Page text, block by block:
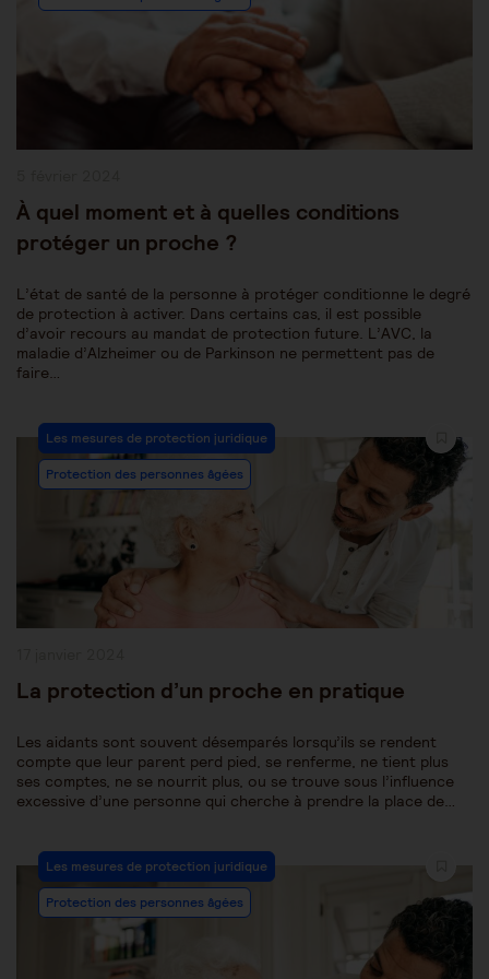
À quel moment et à quelles conditions
protéger un proche ?
L’état de santé de la personne à protéger conditionne le degré
de protection à activer. Dans certains cas, il est possible
d’avoir recours au mandat de protection future. L’AVC, la
maladie d’Alzheimer ou de Parkinson ne permettent pas de
faire…
Post
Category:
Les mesures de protection juridique
Protection des personnes âgées
La protection d’un proche en pratique
Les aidants sont souvent désemparés lorsqu’ils se rendent
compte que leur parent perd pied, se renferme, ne tient plus
ses comptes, ne se nourrit plus, ou se trouve sous l’influence
excessive d’une personne qui cherche à prendre la place de…
Post
Category:
Les mesures de protection juridique
Protection des personnes âgées